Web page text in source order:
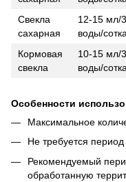
Свекла
сахарная
12-15 мл/
воды/сотка
Кормовая
свекла
10-15 мл/
воды/сотка
Особенности
Максимальное
Не требуется
Рекомендуемый
обработанную